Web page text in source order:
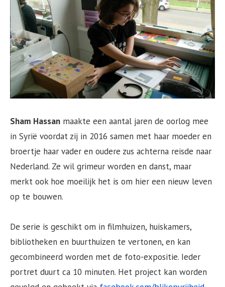
Sham Hassan maakte een aantal jaren de oorlog mee
in Syrië voordat zij in 2016 samen met haar moeder en
broertje haar vader en oudere zus achterna reisde naar
Nederland. Ze wil grimeur worden en danst, maar
merkt ook hoe moeilijk het is om hier een nieuw leven
op te bouwen.
De serie is geschikt om in filmhuizen, huiskamers,
bibliotheken en buurthuizen te vertonen, en kan
gecombineerd worden met de foto-expositie. Ieder
portret duurt ca 10 minuten. Het project kan worden